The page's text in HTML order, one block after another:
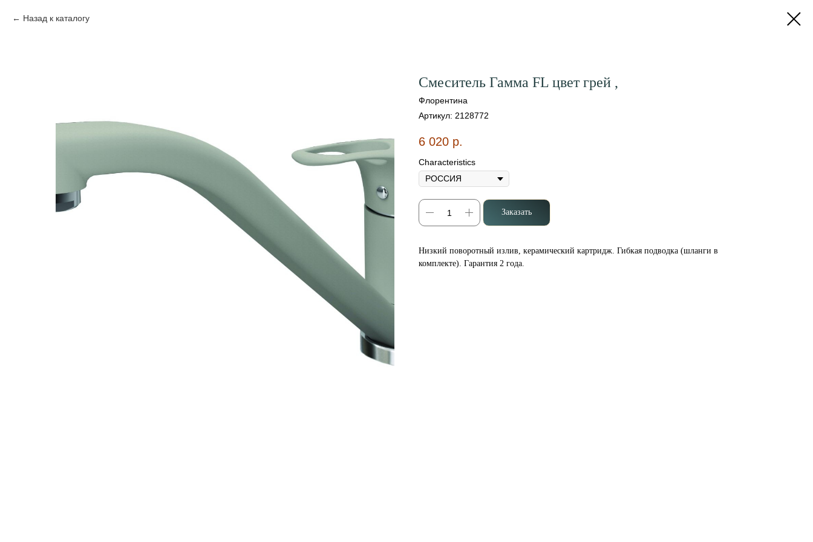
Назад к каталогу
Смеситель Гамма FL цвет грей ,
Флорентина
Артикул: 2128772
6 020 р.
Characteristics
Заказать
Низкий поворотный излив, керамический картридж. Гибкая подводка (шланги в
комплекте). Гарантия 2 года.